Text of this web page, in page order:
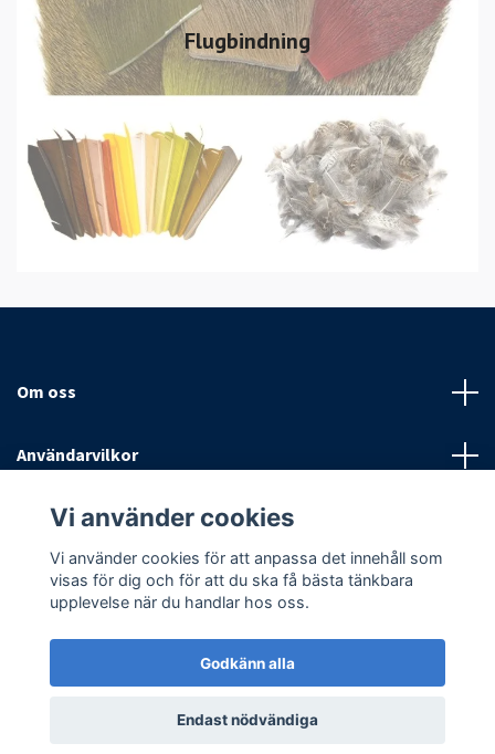
Flugbindning
Om oss
Användarvilkor
Sociala medier
© 2026 Antispinn AB
Vi använder cookies
Vi använder cookies för att anpassa det innehåll som
visas för dig och för att du ska få bästa tänkbara
upplevelse när du handlar hos oss.
Godkänn alla
Endast nödvändiga